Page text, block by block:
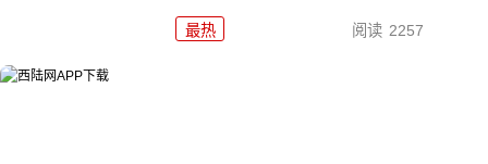
最热 阅读 2257